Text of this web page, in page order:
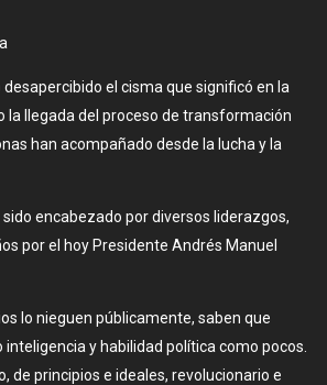
desapercibido el cisma que significó en la
la llegada del proceso de transformación
han acompañado desde la lucha y la
encabezado por diversos liderazgos,
por el hoy Presidente Andrés Manuel
lo nieguen públicamente, saben que
y habilidad política como pocos.
de principios e ideales, revolucionario e